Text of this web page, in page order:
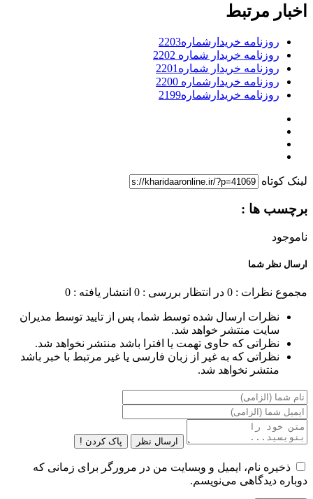
اخبار مرتبط
روزنامه خریدارشماره2203
روزنامه خریدار شماره 2202
روزنامه خریدار شماره2201
روزنامه خریدارشماره 2200
روزنامه خریدارشماره2199
لینک کوتاه
برچسب ها :
ناموجود
ارسال نظر شما
مجموع نظرات : 0 در انتظار بررسی : 0 انتشار یافته : 0
نظرات ارسال شده توسط شما، پس از تایید توسط مدیران
سایت منتشر خواهد شد.
نظراتی که حاوی تهمت یا افترا باشد منتشر نخواهد شد.
نظراتی که به غیر از زبان فارسی یا غیر مرتبط با خبر باشد
منتشر نخواهد شد.
ارسال نظر پاک کردن !
ذخیره نام، ایمیل و وبسایت من در مرورگر برای زمانی که
دوباره دیدگاهی می‌نویسم.